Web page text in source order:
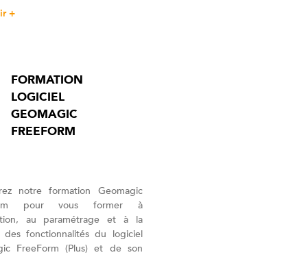
+
FORMATION
LOGICIEL
GEOMAGIC
FREEFORM
notre formation Geomagic
pour vous former à
au paramétrage et à la
des fonctionnalités du logiciel
FreeForm (Plus) et de son